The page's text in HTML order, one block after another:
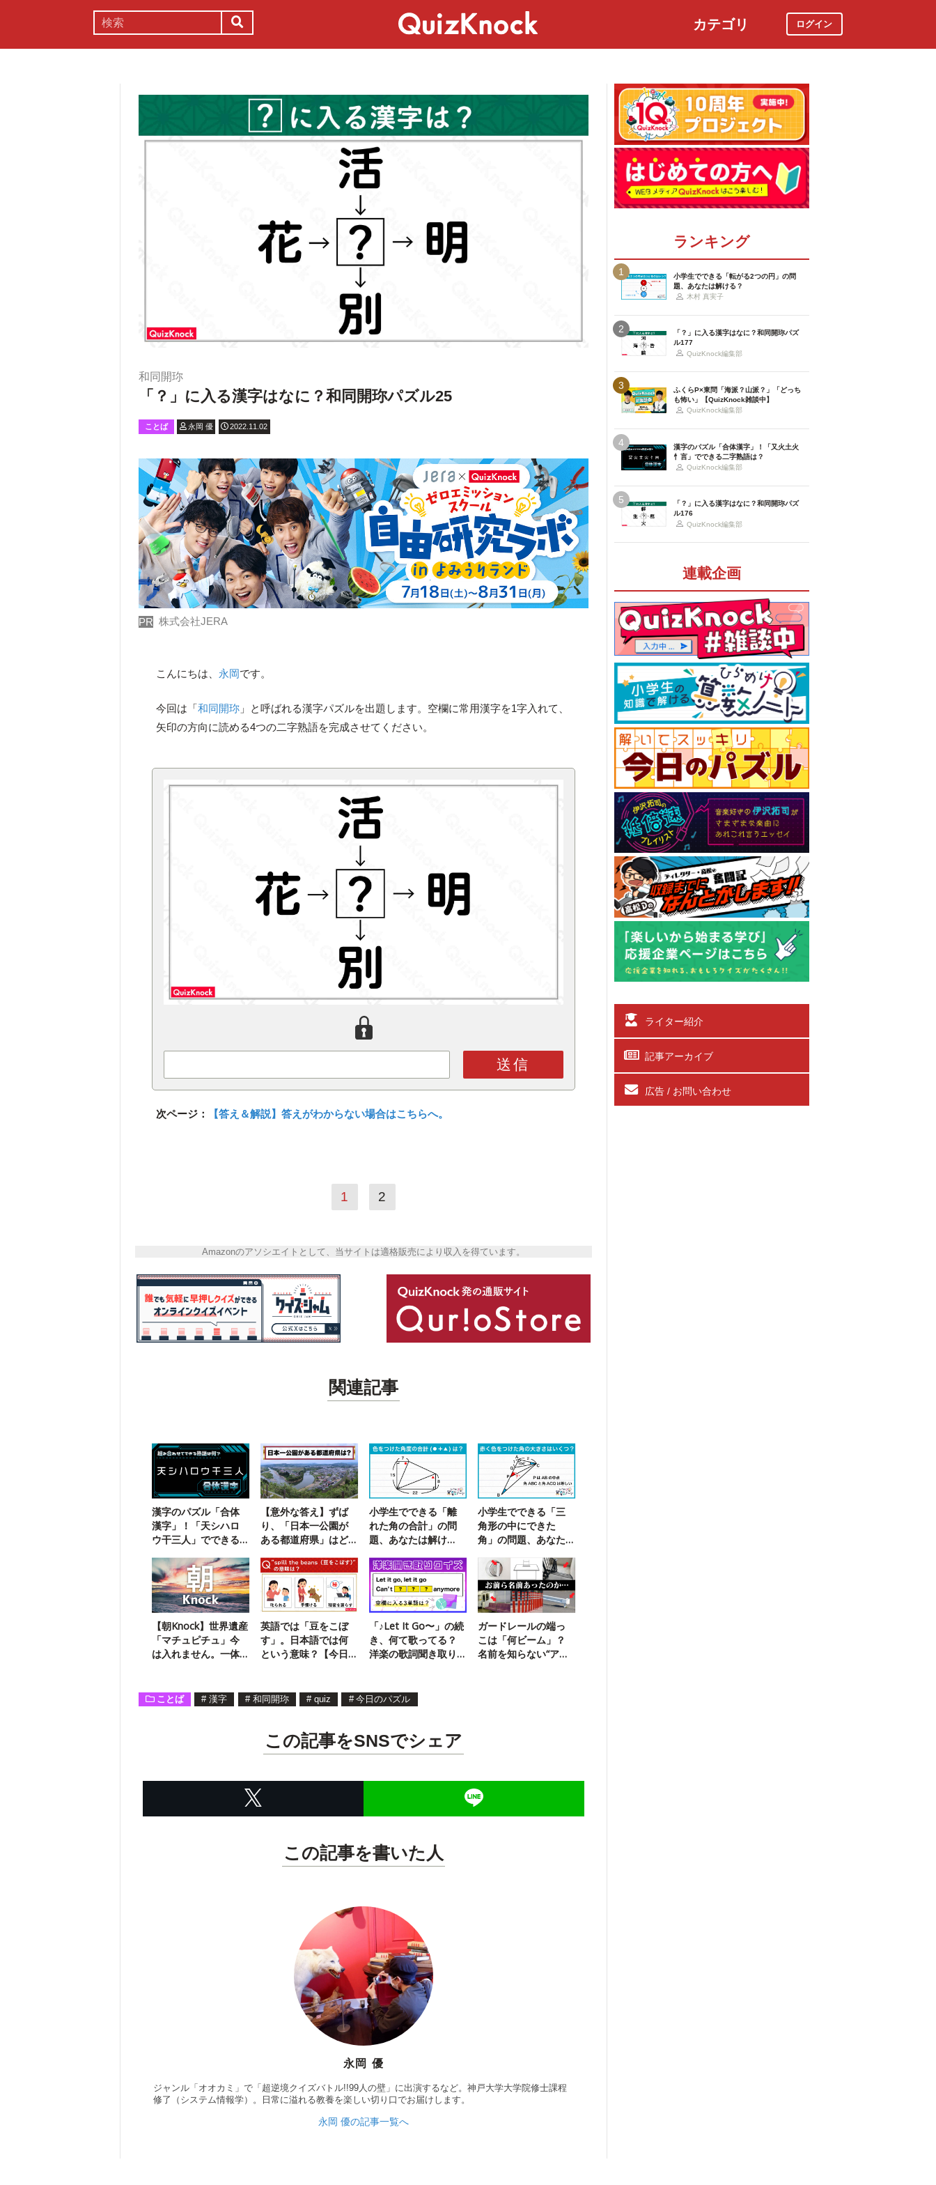
カテゴリ ログイン
和同開珎
「？」に入る漢字はなに？和同開珎パズル25
ことば 永岡 優 2022.11.02
PR 株式会社JERA
こんにちは、 永岡です。
今回は「和同開珎 」と呼ばれる漢字パズルを出題します。空欄に常用漢字を1字入れて、
矢印の方向に読める4つの二字熟語を完成させてください。
送信
次ページ： 【答え＆解説】答えがわからない場合はこちらへ。
1 2
Amazonのアソシエイトとして、当サイトは適格販売により収入を得ています。
関連記事
漢字のパズル「合体
漢字」！「天シハロ
ウ干三人」でできる
【意外な答え】ずば
り、「日本一公園が
ある都道府県」はど
小学生でできる「離
れた角の合計」の問
題、あなたは解け
小学生でできる「三
角形の中にできた
角」の問題、あなた
【朝Knock】世界遺産
「マチュピチュ」今
は入れません。一体
英語では「豆をこぼ
す」。日本語では何
という意味？【今日
「♪Let It Go〜」の続
き、何て歌ってる？
洋楽の歌詞聞き取り
ガードレールの端っ
こは「何ビーム」？
名前を知らない“ア
ことば # 漢字 # 和同開珎 # quiz # 今日のパズル
この記事をSNSでシェア
この記事を書いた人
永岡 優
ジャンル「オオカミ」で「超逆境クイズバトル!!99人の壁」に出演するなど。神戸大学大学院修士課程
修了（システム情報学）。日常に溢れる教養を楽しい切り口でお届けします。
永岡 優の記事一覧へ
ランキング
1
小学生でできる「転がる2つの円」の問
題、あなたは解ける？
木村 真実子
2
「？」に入る漢字はなに？和同開珎パズ
ル177
QuizKnock編集部
3
ふくらP×東問「海派？山派？」「どっち
も怖い」【QuizKnock雑談中】
QuizKnock編集部
4
漢字のパズル「合体漢字」！「又火土火
忄言」でできる二字熟語は？
QuizKnock編集部
5
「？」に入る漢字はなに？和同開珎パズ
ル176
QuizKnock編集部
連載企画
ライター紹介
記事アーカイブ
広告 / お問い合わせ